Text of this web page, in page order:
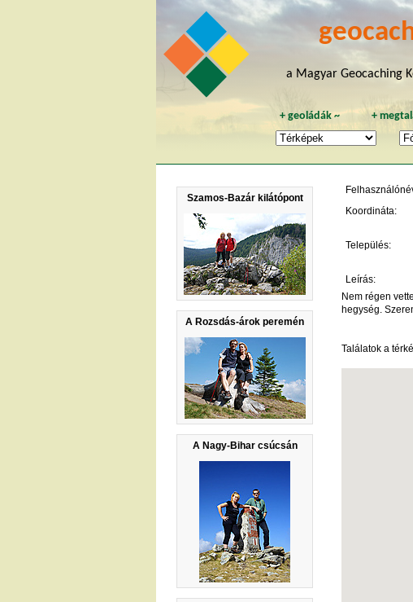
a Magyar Geocaching
+geoládák~ +
Szamos-Bazár kilátópont
A Rozsdás-árok peremén
A Nagy-Bihar csúcsán
Koordináta:
Település:
Leírás:
Nem régen
hegység.
Találatok a